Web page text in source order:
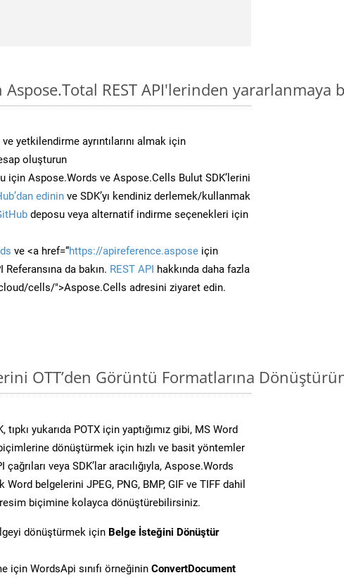
Aspose.Total REST API'lerinden yararlanmaya
yetkilendirme ayrıntılarını almak için
oluşturun
için Aspose.Words ve Aspose.Cells Bulut SDK’lerini
edinin ve SDK’yı kendiniz derlemek/kullanmak
deposu veya alternatif indirme seçenekleri için
ve <a href=“https://apireference.aspose için
Referansına da bakın. REST API hakkında daha fazla
cells/">Aspose.Cells adresini ziyaret edin.
OTT’den Görüntü Formatlarına Dönüştürün
yukarıda POTX için yaptığımız gibi, MS Word
dönüştürmek için hızlı ve basit yöntemler
veya SDK’lar aracılığıyla, Aspose.Words
belgelerini JPEG, PNG, BMP, GIF ve TIFF dahil
biçimine kolayca dönüştürebilirsiniz.
dönüştürmek için Belge İsteğini Dönüştür
için WordsApi sınıfı örneğinin ConvertDocument